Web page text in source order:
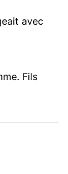
avec
Fils